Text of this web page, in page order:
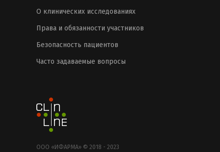
О клинических исследованиях
Права и обязанности участников
Безопасность пациентов
Часто задаваемые вопросы
ООО «ИФАРМА» © 2018 - 2023